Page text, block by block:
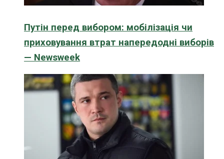
Путін перед вибором: мобілізація чи
приховування втрат напередодні виборів
— Newsweek